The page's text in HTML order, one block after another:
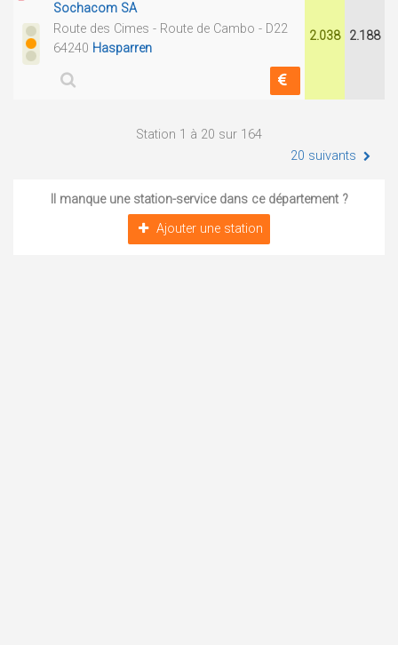
Sochacom SA
Route des Cimes - Route de Cambo - D22
64240 Hasparren
2.038 2.188
Station 1 à 20 sur 164
20 suivants
Il manque une station-service dans ce département ?
Ajouter une station